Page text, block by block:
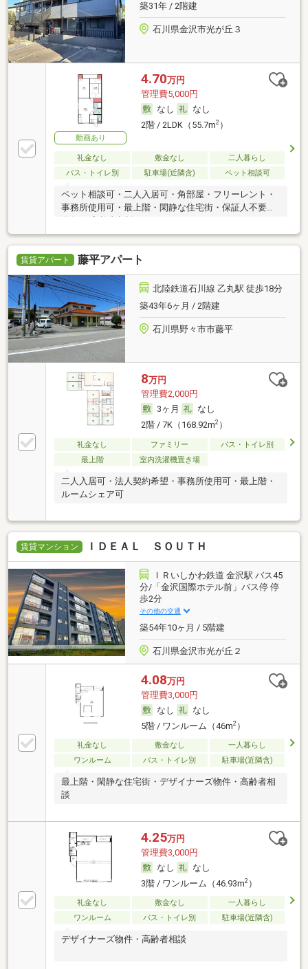
築31年 / 2階建
石川県金沢市光が丘３
動画あり
4.70万円
管理費5,000円
なし
なし
2階 / 2LDK（55.7m2）
礼金なし 敷金なし
二人暮らし
バス・トイレ別
駐車場(近隣含) ペット相談可
ペット相談可・二人入居可・角部屋・フリーレント・
事務所使用可・最上階・閑静な住宅街・保証人不要／
賃貸アパート 藤平アパート
北陸鉄道石川線 乙丸駅 徒歩18分
築43年6ヶ月 / 2階建
石川県野々市市藤平
8万円
管理費2,000円
3ヶ月
なし
2階 / 7K（168.92m2）
礼金なし ファミリー
バス・トイレ別
最上階
室内洗濯機置き場
二人入居可・法人契約希望・事務所使用可・最上階・
ルームシェア可
賃貸マンション ＩＤＥＡＬ ＳＯＵＴＨ
ＩＲいしかわ鉄道 金沢駅 バス45
分/「金沢国際ホテル前」バス停 停
歩2分
その他の交通
築54年10ヶ月 / 5階建
石川県金沢市光が丘２
4.08万円
管理費3,000円
なし
なし
5階 / ワンルーム（46m2）
礼金なし 敷金なし
一人暮らし
ワンルーム
バス・トイレ別 駐車場(近隣含)
最上階・閑静な住宅街・デザイナーズ物件・高齢者相
談
4.25万円
管理費3,000円
なし
なし
3階 / ワンルーム（46.93m2）
礼金なし 敷金なし
一人暮らし
ワンルーム
バス・トイレ別 駐車場(近隣含)
デザイナーズ物件・高齢者相談